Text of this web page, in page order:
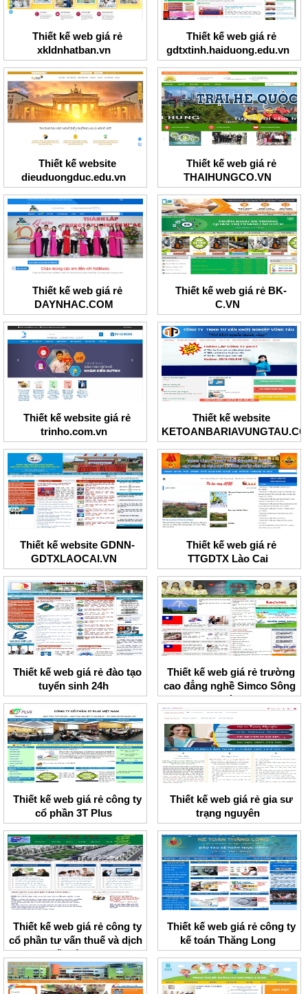
Thiết kế web giá rẻ
xkldnhatban.vn
Thiết kế web giá rẻ
gdtxtinh.haiduong.edu.vn
Thiết kế website
dieuduongduc.edu.vn
Thiết kế web giá rẻ
THAIHUNGCO.VN
Thiết kế web giá rẻ
DAYNHAC.COM
Thiết kế web giá rẻ BK-
C.VN
Thiết kế website giá rẻ
trinho.com.vn
Thiết kế website
Thiết kế website GDNN-
GDTXLAOCAI.VN
Thiết kế web giá rẻ
TTGDTX Lào Cai
Thiết kế web giá rẻ đào tạo
tuyển sinh 24h
Thiết kế web giá rẻ trường
cao đẳng nghề Simco Sông
Đà
Thiết kế web giá rẻ công ty
cổ phần 3T Plus
Thiết kế web giá rẻ gia sư
trạng nguyên
Thiết kế web giá rẻ công ty
cổ phần tư vấn thuế và dịch
vụ kế toán PMC
Thiết kế web giá rẻ công ty
kế toán Thăng Long